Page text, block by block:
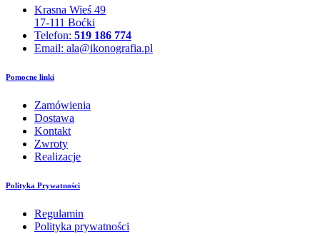
Krasna Wieś 49
17-111 Boćki
Telefon: 519 186 774
Email: ala@ikonografia.pl
Pomocne linki
Zamówienia
Dostawa
Kontakt
Zwroty
Realizacje
Polityka Prywatności
Regulamin
Polityka prywatności